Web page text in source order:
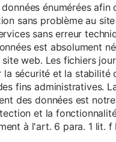
énumérées afin
sans problème au
sans erreur
est absolument
web. Les fichiers
la sécurité et la stabilité
fins administratives.
des données est
et la
à l'art. 6 para. 1 lit. f